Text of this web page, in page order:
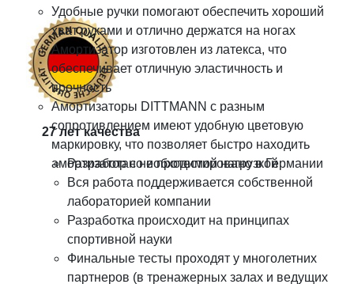
Удобные ручки помогают обеспечить хороший
хват руками и отлично держатся на ногах
Амортизатор изготовлен из латекса, что
обеспечивает отличную эластичность и
прочность
Амортизаторы DITTMANN с разным
сопротивлением имеют удобную цветовую
маркировку, что позволяет быстро находить
амортизатор с необходимой нагрузкой
27 лет качества
Разработано и протестировано в Германии
Вся работа поддерживается собственной
лабораторией компании
Разработка происходит на принципах
спортивной науки
Финальные тесты проходят у многолетних
партнеров (в тренажерных залах и ведущих